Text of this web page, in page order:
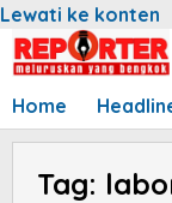
Lewati ke konten
Home
Tag: